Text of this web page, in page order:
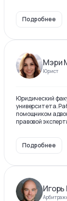
Подробнее
Мэри
Юрист
Юридический
университета.
помощником
правовой
Подробнее